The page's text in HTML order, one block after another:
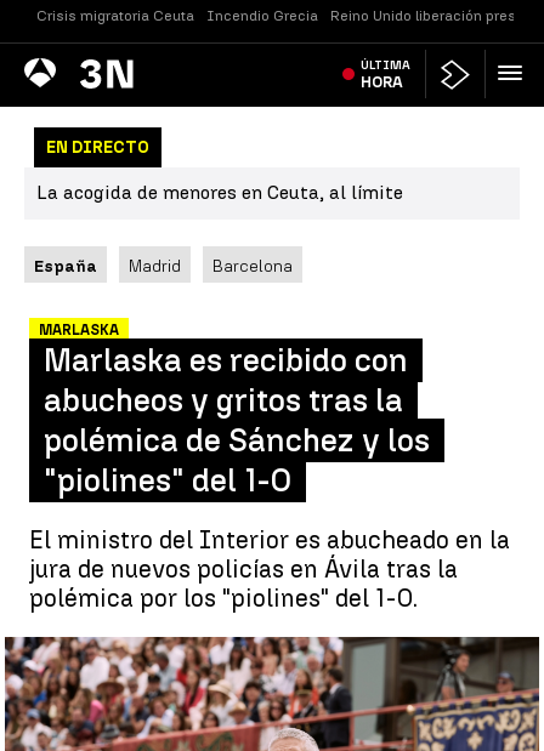
Crisis migratoria Ceuta Incendio Grecia Reino Unido liberación presos
Antena
3 Noticias ÚLTIMA
HORA
EN DIRECTO
La acogida de menores en Ceuta, al límite
España Madrid Barcelona
MARLASKA
Marlaska es recibido con
abucheos y gritos tras la
polémica de Sánchez y los
"piolines" del 1-O
El ministro del Interior es abucheado en la
jura de nuevos policías en Ávila tras la
polémica por los "piolines" del 1-O.
Marlaska es recibido con abucheos y gritos tras la polémica de
Sánchez y los "piolines" del 1-O |
EFE